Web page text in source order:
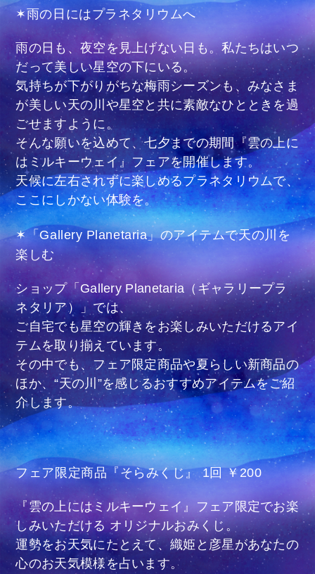
✶雨の日にはプラネタリウムへ
雨の日も、夜空を見上げない日も。私たちはいつ
だって美しい星空の下にいる。
気持ちが下がりがちな梅雨シーズンも、みなさま
が美しい天の川や星空と共に素敵なひとときを過
ごせますように。
そんな願いを込めて、七夕までの期間『雲の上に
はミルキーウェイ』フェアを開催します。
天候に左右されずに楽しめるプラネタリウムで、
ここにしかない体験を。
✶「Gallery Planetaria」のアイテムで天の川を
楽しむ
ショップ「Gallery Planetaria（ギャラリープラ
ネタリア）」では、
ご自宅でも星空の輝きをお楽しみいただけるアイ
テムを取り揃えています。
その中でも、フェア限定商品や夏らしい新商品の
ほか、“天の川”を感じるおすすめアイテムをご紹
介します。
フェア限定商品『そらみくじ』 1回 ￥200
『雲の上にはミルキーウェイ』フェア限定でお楽
しみいただける オリジナルおみくじ。
運勢をお天気にたとえて、織姫と彦星があなたの
心のお天気模様を占います。